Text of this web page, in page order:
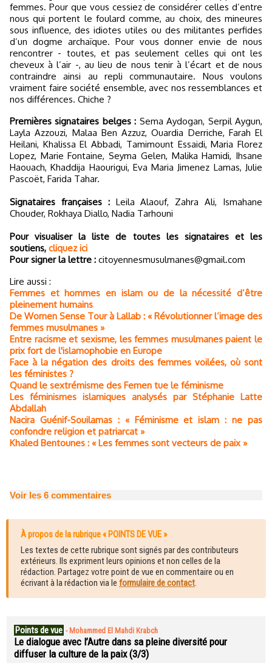
femmes. Pour que vous cessiez de considérer celles d’entre
nous qui portent le foulard comme, au choix, des mineures
sous influence, des idiotes utiles ou des militantes perfides
d’un dogme archaïque. Pour vous donner envie de nous
rencontrer - toutes, et pas seulement celles qui ont les
cheveux à l’air -, au lieu de nous tenir à l’écart et de nous
contraindre ainsi au repli communautaire. Nous voulons
vraiment faire société ensemble, avec nos ressemblances et
nos différences. Chiche ?
Premières signataires belges : Sema Aydogan, Serpil Aygun,
Layla Azzouzi, Malaa Ben Azzuz, Ouardia Derriche, Farah El
Heilani, Khalissa El Abbadi, Tamimount Essaidi, Maria Florez
Lopez, Marie Fontaine, Seyma Gelen, Malika Hamidi, Ihsane
Haouach, Khaddija Haourigui, Eva Maria Jimenez Lamas, Julie
Pascoët, Farida Tahar.
Signataires françaises :Leila Alaouf, Zahra Ali, Ismahane
Chouder, Rokhaya Diallo, Nadia Tarhouni
Pour visualiser la liste de toutes les signataires et les
soutiens, cliquez ici
Pour signer la lettre : citoyennesmusulmanes@gmail.com
Lire aussi :
Femmes et hommes en islam ou de la nécessité d’être
pleinement humains
De Women Sense Tour à Lallab : « Révolutionner l’image des
femmes musulmanes »
Entre racisme et sexisme, les femmes musulmanes paient le
prix fort de l'islamophobie en Europe
Face à la négation des droits des femmes voilées, où sont
les féministes ?
Quand le sextrémisme des Femen tue le féminisme
Les féminismes islamiques analysés par Stéphanie Latte
Abdallah
Nacira Guénif-Souilamas : « Féminisme et islam : ne pas
confondre religion et patriarcat »
Khaled Bentounes : « Les femmes sont vecteurs de paix »
Voir les 6 commentaires
À propos de la rubrique « POINTS DE VUE »
Les textes de cette rubrique sont signés par des contributeurs
extérieurs. Ils expriment leurs opinions et non celles de la
rédaction. Partagez votre point de vue en commentaire ou en
écrivant à la rédaction via le formulaire de contact.
Points de vue - Mohammed El Mahdi Krabch
Le dialogue avec l’Autre dans sa pleine diversité pour
diffuser la culture de la paix (3/3)